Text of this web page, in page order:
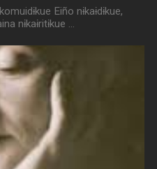
Eiño nɨkaɨdɨkue,
nɨkaɨritɨkue …